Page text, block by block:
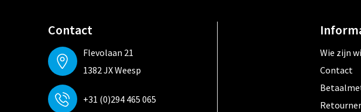
Contact
Flevolaan 21
1382 JX Weesp
+31 (0)294 465 065
Wie zijn
Contact